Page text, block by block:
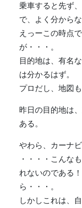
乗車すると先ず
で、よく分から
えっーこの時点
が・・・。
目的地は、有名
は分かるはず。
プロだし、地図
昨日の目的地は
ある。
やわら、カーナ
・・・・こんな
れないのである
ら・・・。
しかしこれは、